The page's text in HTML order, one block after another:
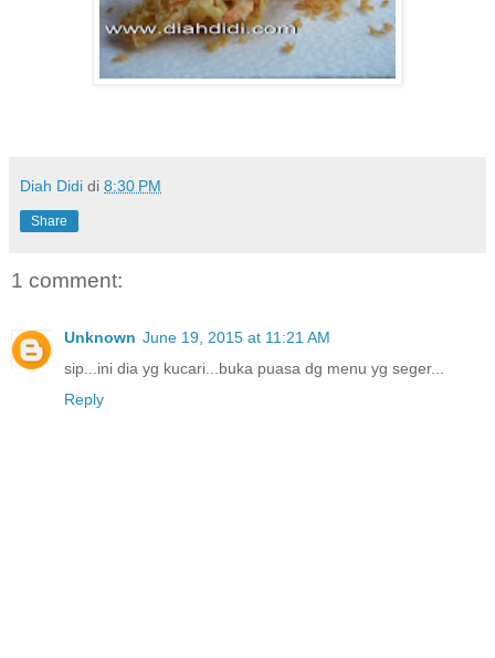
Diah Didi di 8:30 PM
Share
1 comment:
Unknown June 19, 2015 at 11:21 AM
sip...ini dia yg kucari...buka puasa dg menu yg seger...
Reply